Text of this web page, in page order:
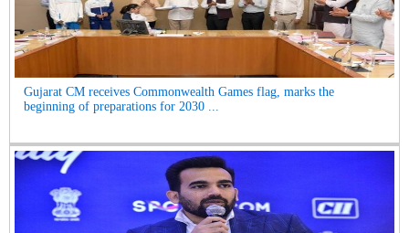
Gujarat CM receives Commonwealth Games flag, marks the
beginning of preparations for 2030 ...